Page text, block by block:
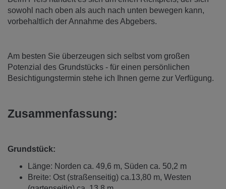
sowohl nach oben als auch nach unten bewegen kann,
vorbehaltlich der Annahme des Abgebers.
Am besten Sie überzeugen sich selbst vom großen
Potenzial des Grundstücks - für einen persönlichen
Besichtigungstermin stehe ich Ihnen gerne zur Verfügung.
Zusammenfassung:
Grundstück:
Länge: Norden ca. 49,6 m, Süden ca. 50,2 m
Breite: Ost (straßenseitig) ca.13,80 m, Westen